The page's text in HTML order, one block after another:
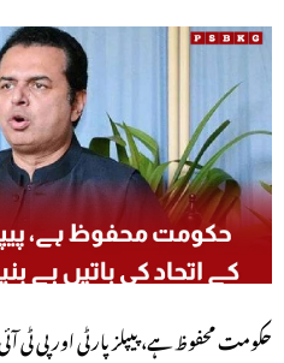
حکومت محفوظ ہے، پیپلز پارٹی اور پی ٹی